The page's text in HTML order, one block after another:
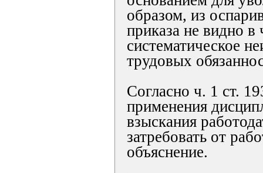
образом, из
приказа не видно в
систематическое
трудовых
Согласно ч. 1 ст.
применения
взыскания
затребовать от
объяснение.